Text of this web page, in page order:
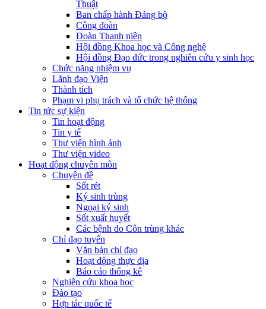
Thuật
Ban chấp hành Đảng bộ
Công đoàn
Đoàn Thanh niên
Hội đồng Khoa học và Công nghệ
Hội đồng Đạo đức trong nghiên cứu y sinh học
Chức năng nhiệm vụ
Lãnh đạo Viện
Thành tích
Phạm vi phụ trách và tổ chức hệ thống
Tin tức sự kiện
Tin hoạt động
Tin y tế
Thư viện hình ảnh
Thư viện video
Hoạt động chuyên môn
Chuyên đề
Sốt rét
Ký sinh trùng
Ngoại ký sinh
Sốt xuất huyết
Các bệnh do Côn trùng khác
Chỉ đạo tuyến
Văn bản chỉ đạo
Hoạt động thực địa
Báo cáo thống kê
Nghiên cứu khoa học
Đào tạo
Hợp tác quốc tế